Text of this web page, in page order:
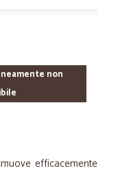
non
efficacemente